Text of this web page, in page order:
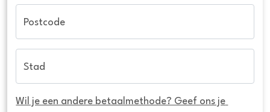
Postcode
Stad
Wil je een andere betaalmethode? Geef ons je